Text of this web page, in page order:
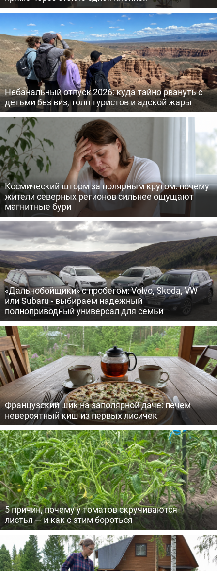
Небанальный отпуск 2026: куда тайно рвануть с
детьми без виз, толп туристов и адской жары
Космический шторм за полярным кругом: почему
жители северных регионов сильнее ощущают
магнитные бури
«Дальнобойщики» с пробегом: Volvo, Skoda, VW
или Subaru - выбираем надежный
полноприводный универсал для семьи
Французский шик на заполярной даче: печем
невероятный киш из первых лисичек
5 причин, почему у томатов скручиваются
листья — и как с этим бороться